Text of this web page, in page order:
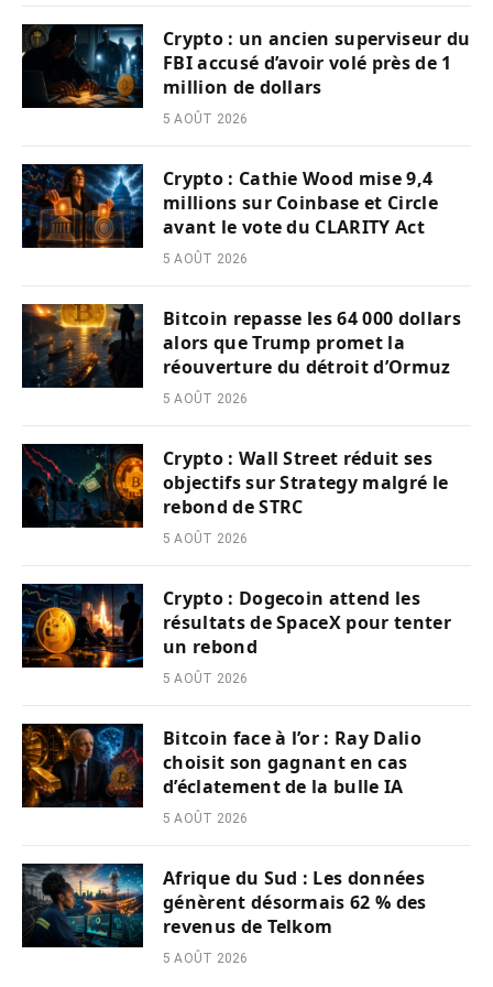
Crypto : un ancien superviseur du
FBI accusé d’avoir volé près de 1
million de dollars
5 AOÛT 2026
Crypto : Cathie Wood mise 9,4
millions sur Coinbase et Circle
avant le vote du CLARITY Act
5 AOÛT 2026
Bitcoin repasse les 64 000 dollars
alors que Trump promet la
réouverture du détroit d’Ormuz
5 AOÛT 2026
Crypto : Wall Street réduit ses
objectifs sur Strategy malgré le
rebond de STRC
5 AOÛT 2026
Crypto : Dogecoin attend les
résultats de SpaceX pour tenter
un rebond
5 AOÛT 2026
Bitcoin face à l’or : Ray Dalio
choisit son gagnant en cas
d’éclatement de la bulle IA
5 AOÛT 2026
Afrique du Sud : Les données
génèrent désormais 62 % des
revenus de Telkom
5 AOÛT 2026